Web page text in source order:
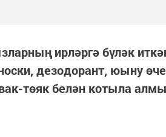
ирләргә бүләк
дезодорант, юыну
төяк белән котыла